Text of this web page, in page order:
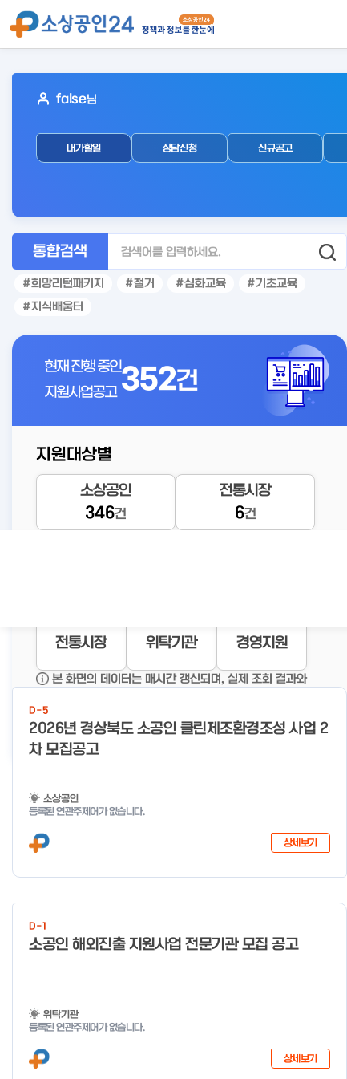
아
로
그
false님
내가할일 상담신청 신규공고
통합검색
희망리턴패키지 철거 심화교육
기초교육
지식배움터
현재 진행 중인
지원사업공고 352건
지원대상별
소상공인
346건
전통시장
6건
전통시장 위탁기관 경영지원
본 화면의 데이터는 매시간 갱신되며, 실제 조회 결과와
더보기
D-113
2026년 찾아가는 1:1 교육사업
#경영애
마감임박공고
D-5
2026년 경상북도 소공인 클린제조환경조성 사업 2
차 모집공고
소상공인
등록된 연관주제어가 없습니다.
상세보기
D-1
소공인 해외진출 지원사업 전문기관 모집 공고
위탁기관
등록된 연관주제어가 없습니다.
상세보기